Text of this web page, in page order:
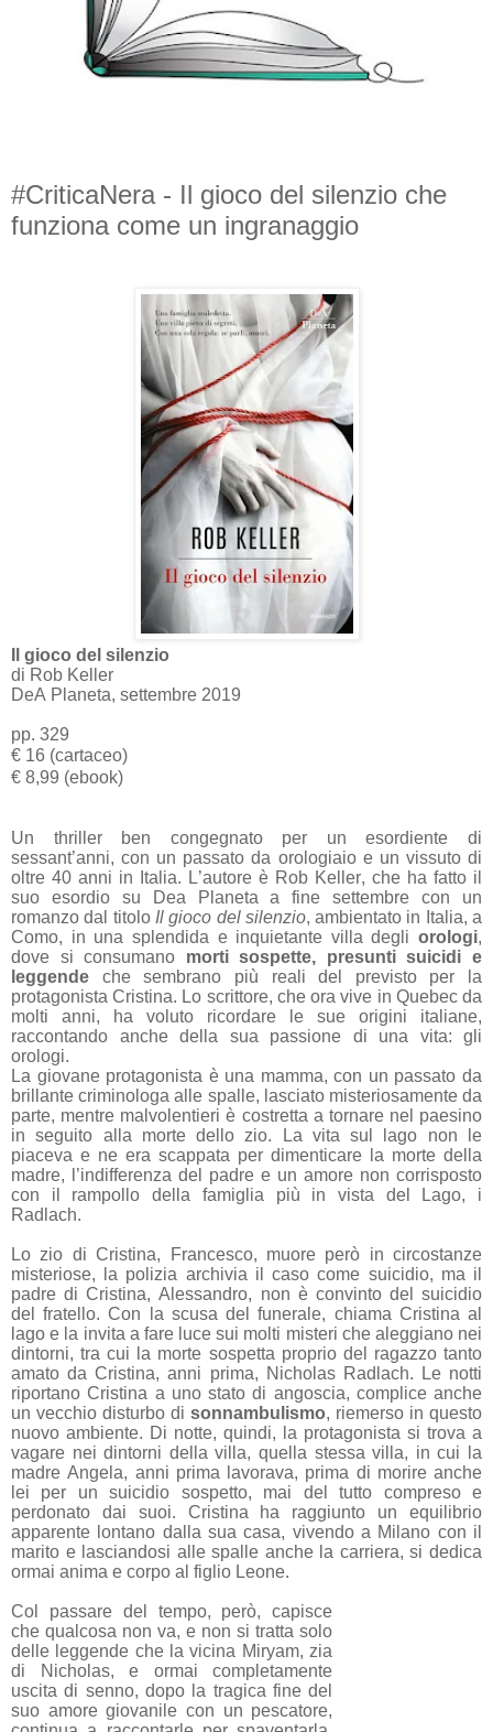
#CriticaNera - Il gioco del silenzio che
funziona come un ingranaggio
Il gioco del silenzio
di Rob Keller
DeA Planeta, settembre 2019
pp. 329
€ 16 (cartaceo)
€ 8,99 (ebook)
Un thriller ben congegnato per un esordiente di
sessant’anni, con un passato da orologiaio e un vissuto di
oltre 40 anni in Italia. L’autore è Rob Keller, che ha fatto il
suo esordio su Dea Planeta a fine settembre con un
romanzo dal titolo Il gioco del silenzio, ambientato in Italia, a
Como, in una splendida e inquietante villa degli orologi,
dove si consumano morti sospette, presunti suicidi e
leggende che sembrano più reali del previsto per la
protagonista Cristina. Lo scrittore, che ora vive in Quebec da
molti anni, ha voluto ricordare le sue origini italiane,
raccontando anche della sua passione di una vita: gli
orologi.
La giovane protagonista è una mamma, con un passato da
brillante criminologa alle spalle, lasciato misteriosamente da
parte, mentre malvolentieri è costretta a tornare nel paesino
in seguito alla morte dello zio. La vita sul lago non le
piaceva e ne era scappata per dimenticare la morte della
madre, l’indifferenza del padre e un amore non corrisposto
con il rampollo della famiglia più in vista del Lago, i
Radlach.
Lo zio di Cristina, Francesco, muore però in circostanze
misteriose, la polizia archivia il caso come suicidio, ma il
padre di Cristina, Alessandro, non è convinto del suicidio
del fratello. Con la scusa del funerale, chiama Cristina al
lago e la invita a fare luce sui molti misteri che aleggiano nei
dintorni, tra cui la morte sospetta proprio del ragazzo tanto
amato da Cristina, anni prima, Nicholas Radlach. Le notti
riportano Cristina a uno stato di angoscia, complice anche
un vecchio disturbo di sonnambulismo, riemerso in questo
nuovo ambiente. Di notte, quindi, la protagonista si trova a
vagare nei dintorni della villa, quella stessa villa, in cui la
madre Angela, anni prima lavorava, prima di morire anche
lei per un suicidio sospetto, mai del tutto compreso e
perdonato dai suoi. Cristina ha raggiunto un equilibrio
apparente lontano dalla sua casa, vivendo a Milano con il
marito e lasciandosi alle spalle anche la carriera, si dedica
ormai anima e corpo al figlio Leone.
Col passare del tempo, però, capisce
che qualcosa non va, e non si tratta solo
delle leggende che la vicina Miryam, zia
di Nicholas, e ormai completamente
uscita di senno, dopo la tragica fine del
suo amore giovanile con un pescatore,